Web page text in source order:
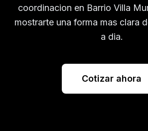
coordinacion en Barrio Villa
mostrarte una forma mas clara
a dia.
Cotizar ahora